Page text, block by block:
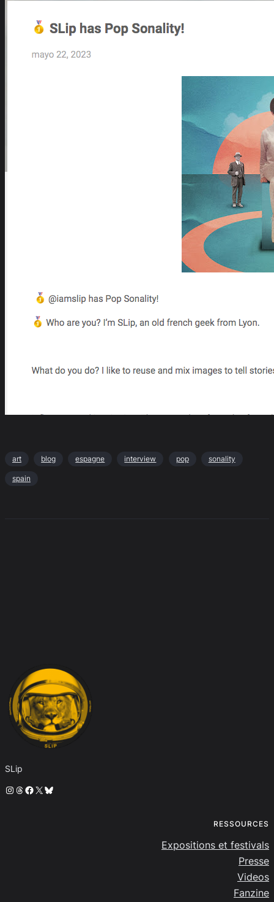
art blog espagne interview pop sonality
spain
SLip
Instagram
Threads
Facebook
X Bluesky
RESSOURCES
Expositions et festivals
Presse
Videos
Fanzine